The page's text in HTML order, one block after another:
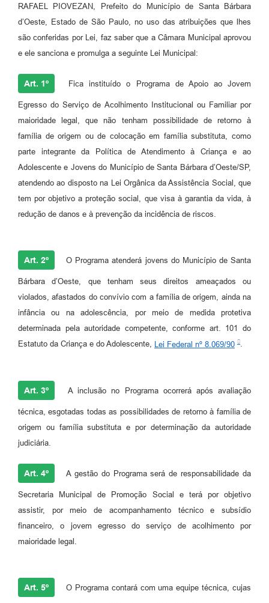
Galeria de Vídeos
Legislação
Links
Enquete
Jornal
Contato
Plano Municipal de Segurança Pública
Plano de Contratações Anuais
RAFAEL PIOVEZAN, Prefeito do Município de Santa Bárbara
d’Oeste, Estado de São Paulo, no uso das atribuições que lhes
são conferidas por Lei, faz saber que a Câmara Municipal aprovou
e ele sanciona e promulga a seguinte Lei Municipal:
Art. 1º Fica instituído o Programa de Apoio ao Jovem
Egresso do Serviço de Acolhimento Institucional ou Familiar por
maioridade legal, que não tenham possibilidade de retorno à
família de origem ou de colocação em família substituta, como
parte integrante da Política de Atendimento à Criança e ao
Adolescente e Jovens do Município de Santa Bárbara d’Oeste/SP,
atendendo ao disposto na Lei Orgânica da Assistência Social, que
tem por objetivo a proteção social, que visa à garantia da vida, à
redução de danos e à prevenção da incidência de riscos.
Art. 2º O Programa atenderá jovens do Município de Santa
Bárbara d’Oeste, que tenham seus direitos ameaçados ou
violados, afastados do convívio com a família de origem, ainda na
infância ou na adolescência, por meio de medida protetiva
determinada pela autoridade competente, conforme art. 101 do
Estatuto da Criança e do Adolescente, Lei Federal nº 8.069/90 .
Art. 3º A inclusão no Programa ocorrerá após avaliação
técnica, esgotadas todas as possibilidades de retorno à família de
origem ou família substituta e por determinação da autoridade
judiciária.
Art. 4º A gestão do Programa será de responsabilidade da
Secretaria Municipal de Promoção Social e terá por objetivo
assistir, por meio de acompanhamento técnico e subsídio
financeiro, o jovem egresso do serviço de acolhimento por
maioridade legal.
Art. 5º O Programa contará com uma equipe técnica, cujas